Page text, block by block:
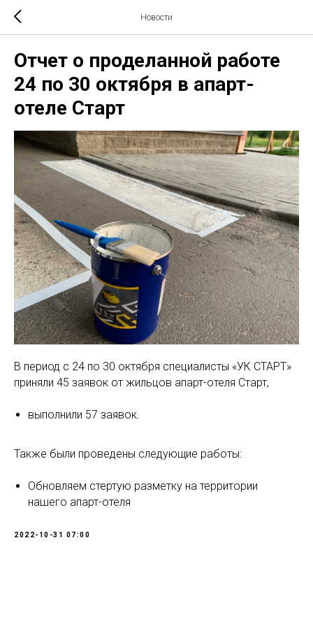
Новости
Отчет о проделанной работе
24 по 30 октября в апарт-
отеле Старт
В период с 24 по 30 октября специалисты «УК СТАРТ»
приняли 45 заявок от жильцов апарт-отеля Старт,
выполнили 57 заявок.
Также были проведены следующие работы:
Обновляем стертую разметку на территории
нашего апарт-отеля
2022-10-31 07:00